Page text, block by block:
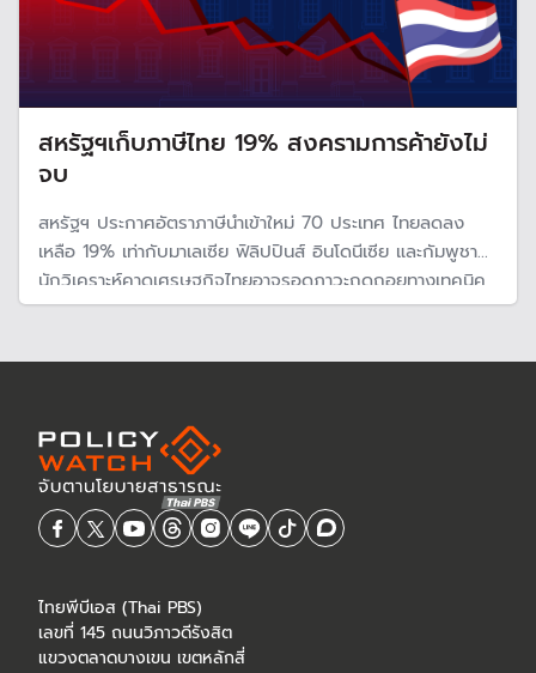
สหรัฐฯเก็บภาษีไทย 19% สงครามการค้ายังไม่
จบ
สหรัฐฯ ประกาศอัตราภาษีนำเข้าใหม่ 70 ประเทศ ไทยลดลง
เหลือ 19% เท่ากับมาเลเซีย ฟิลิปปินส์ อินโดนีเซีย และกัมพูชา
นักวิเคราะห์คาดเศรษฐกิจไทยอาจรอดภาวะถดถอยทางเทคนิค
แต่ยังเสี่ยงเติบโตต่ำครึ่งหลังของปีนี้ เพราะสงครามการค้ายัง
ไทยพีบีเอส (Thai PBS)
เลขที่ 145 ถนนวิภาวดีรังสิต
แขวงตลาดบางเขน เขตหลักสี่